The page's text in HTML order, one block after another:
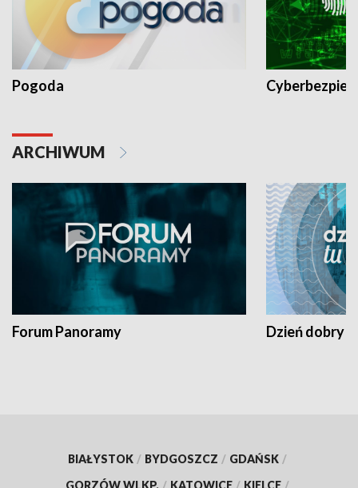
Pogoda
ARCHIWUM
Forum Panoramy Dzień dobry
BIAŁYSTOK / BYDGOSZCZ / GDAŃSK /
GORZÓW WLKP. / KATOWICE / KIELCE /